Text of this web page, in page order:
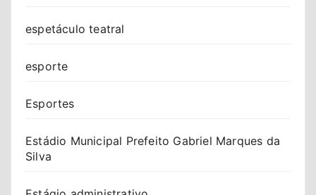
espetáculo teatral
esporte
Esportes
Estádio Municipal Prefeito Gabriel Marques da
Silva